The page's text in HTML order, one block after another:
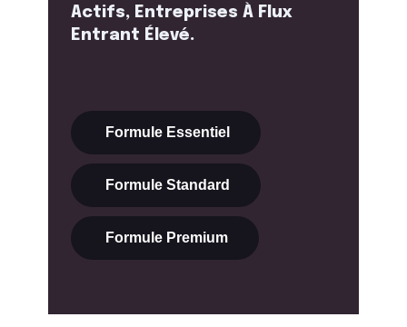
Actifs, Entreprises À Flux
Entrant Élevé.
Formule Essentiel
Formule Standard
Formule Premium